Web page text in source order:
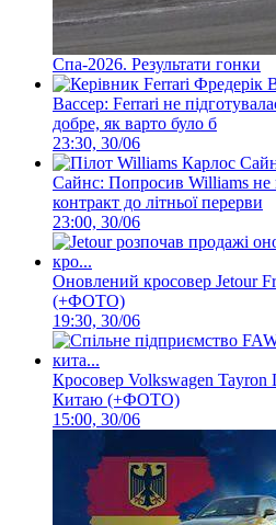
Спа-2026. Результати гонки
Вассер: Ferrari не
добре, як варто було б
23:30, 30/06
Сайнс: Попросив Williams не
контракт до літньої перерви
23:00, 30/06
Оновлений кросовер Jetour
(+ФОТО)
19:30, 30/06
Кросовер Volkswagen
Китаю (+ФОТО)
15:00, 30/06